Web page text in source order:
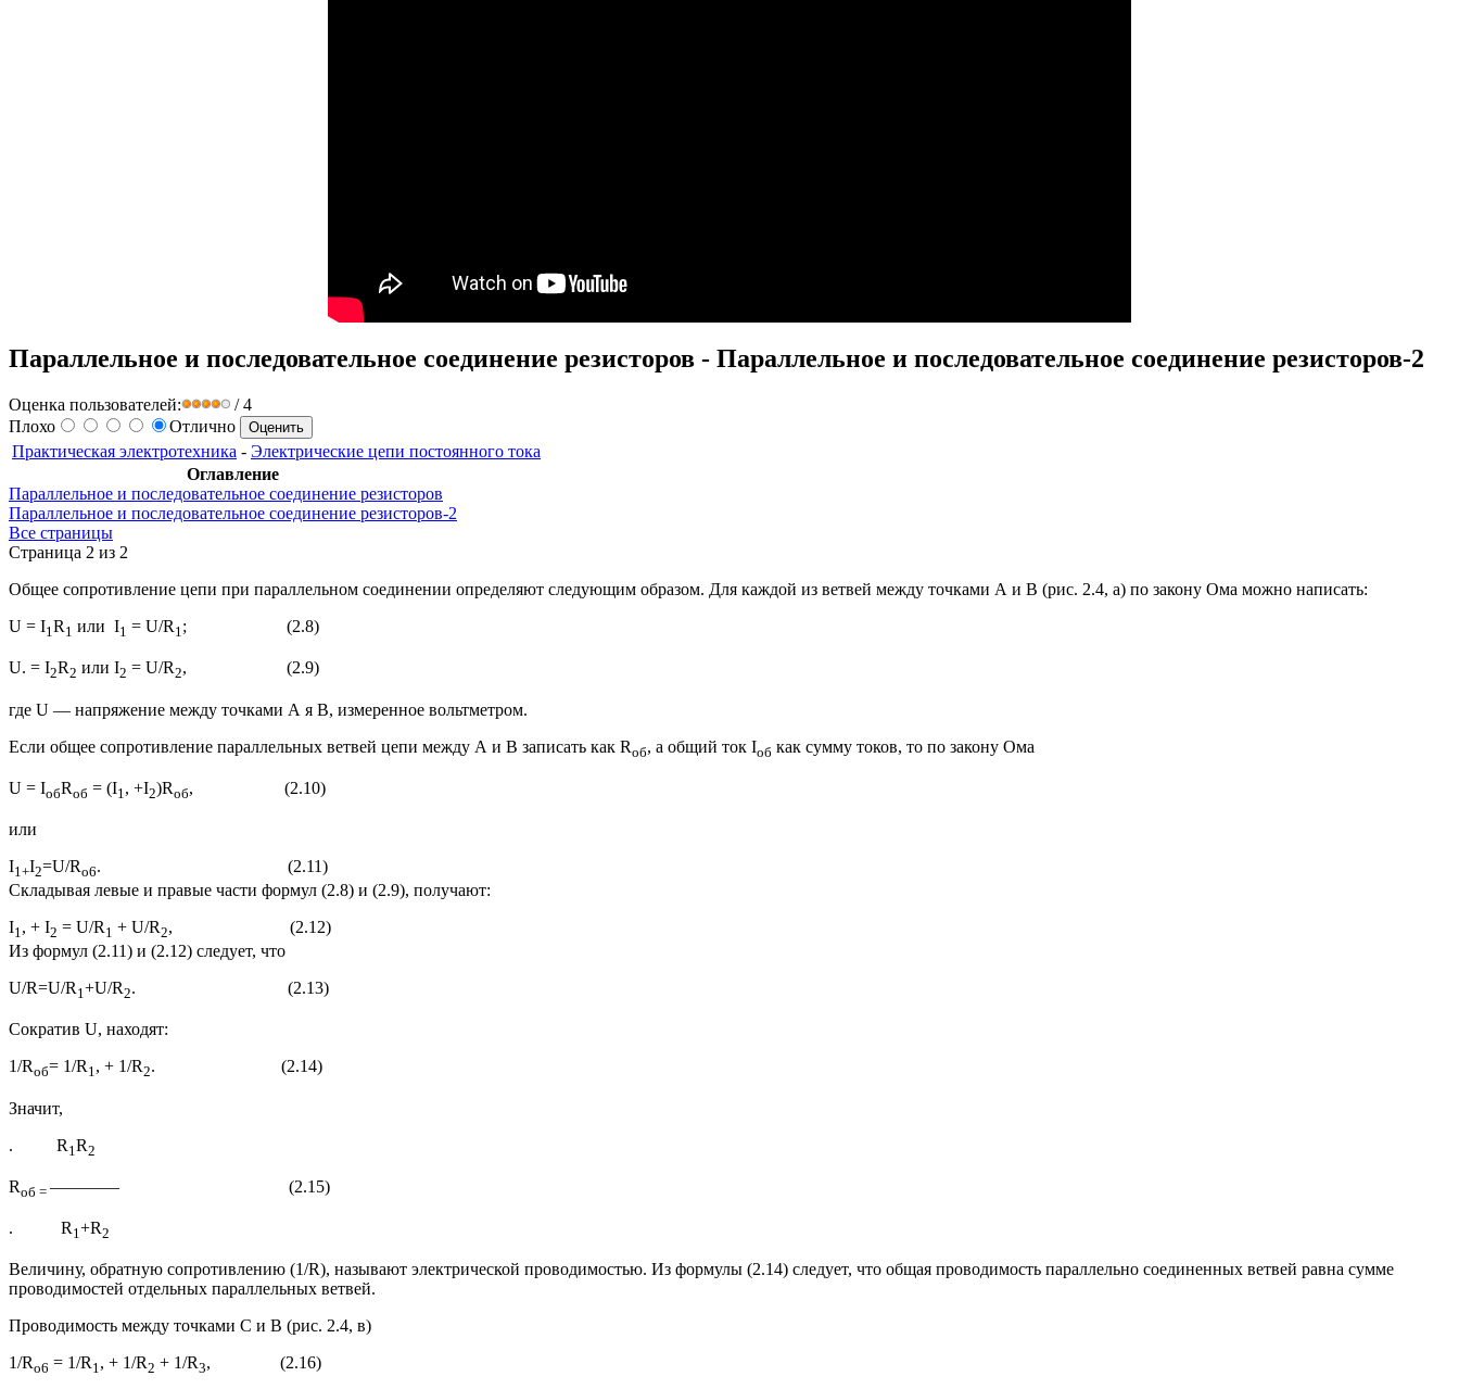
Параллельное и последовательное соединение резисторов - Параллельное и последовательное соединение резисторов-2
Оценка пользователей:
/ 4
Плохо
Отлично
Практическая электротехника - Электрические цепи постоянного тока
Оглавление
Параллельное и последовательное соединение резисторов
Параллельное и последовательное соединение резисторов-2
Все страницы
Страница 2 из 2
Общее сопротивление цепи при параллельном соединении определяют следующим образом. Для каждой из ветвей между точками А и В (рис. 2.4, а) по закону Ома можно написать:
U = I1R 1 или I1 = U/R 1; (2.8)
U. = I2R2 или I2 = U/R2, (2.9)
где U — напряжение между точками А я В, измеренное вольтметром.
Если общее сопротивление параллельных ветвей цепи между А и В записать как Rоб, а общий ток Iоб как сумму токов, то по закону Ома
U = IобRоб = (I1 , +I2)Rоб, (2.10)
или
I1+I2=U/Ro6. (2.11)
Складывая левые и правые части формул (2.8) и (2.9), получают:
I1, + I2 = U/R 1 + U/R2, (2.12)
Из формул (2.11) и (2.12) следует, что
U/R=U/R 1+U/R2. (2.13)
Сократив U, находят:
1/Rоб= 1/R1, + 1/R2. (2.14)
Значит,
. R 1 R2
Rоб = ———— (2.15)
. R 1+R2
Величину, обратную сопротивлению (1/R), называют электрической проводимостью. Из формулы (2.14) следует, что общая проводимость параллельно соединенных ветвей равна сумме
проводимостей отдельных параллельных ветвей.
Проводимость между точками С и В (рис. 2.4, в)
1/Rо6 = 1/R 1, + 1/R2 + 1/R3, (2.16)